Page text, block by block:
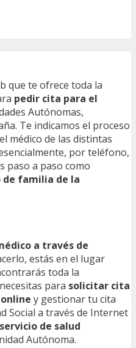
que te ofrece toda la
pedir cita para el
Autónomas,
Te indicamos el proceso
médico de las distintas
por teléfono,
paso a paso como
familia de la
a través de
estás en el lugar
toda la
para solicitar cita
y gestionar tu cita
Social a través de Internet
de salud
Autónoma.